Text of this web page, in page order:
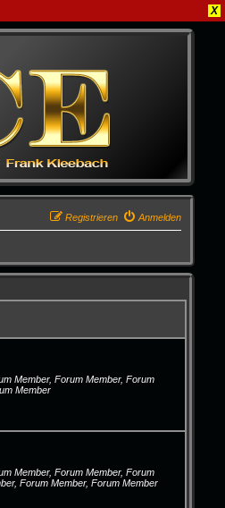
X
Anmelden
Registrieren
Member, Forum Member, Forum
Member
Member, Forum Member, Forum
Forum Member, Forum Member